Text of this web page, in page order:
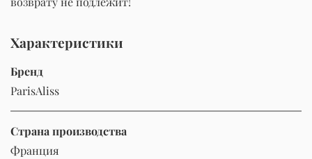
Характеристики
Бренд
ParisAliss
Страна производства
Франция